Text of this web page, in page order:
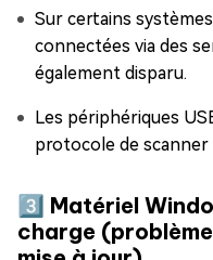
Sur certains
connectées via des
également disparu.
Les périphériques
protocole de scanner
3️⃣ Matériel
charge